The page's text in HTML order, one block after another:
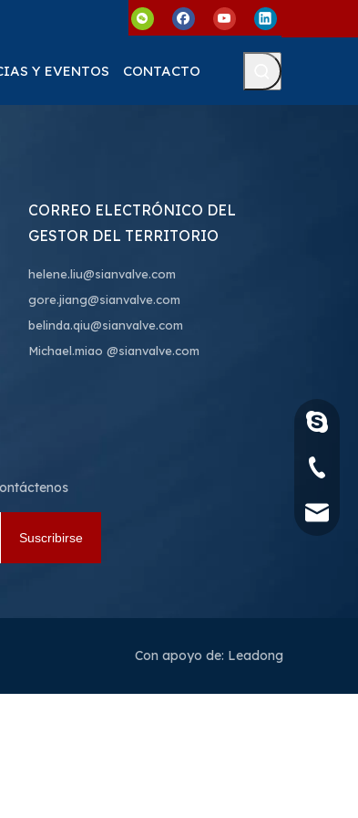
Y EVENTOS CONTACTO
+86
CORREO ELECTRÓNICO DEL
GESTOR DEL TERRITORIO
helene.liu@sianvalve.com
gore.jiang@sianvalve.com
belinda.qiu@sianvalve.com
Michael.miao @sianvalve.com
Suscribirse
Con apoyo de: Leadong